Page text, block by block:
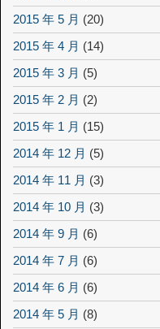
2015 年 5 月 (20)
2015 年 4 月 (14)
2015 年 3 月 (5)
2015 年 2 月 (2)
2015 年 1 月 (15)
2014 年 12 月 (5)
2014 年 11 月 (3)
2014 年 10 月 (3)
2014 年 9 月 (6)
2014 年 7 月 (6)
2014 年 6 月 (6)
2014 年 5 月 (8)